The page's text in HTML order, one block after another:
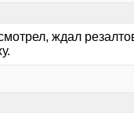
ждал